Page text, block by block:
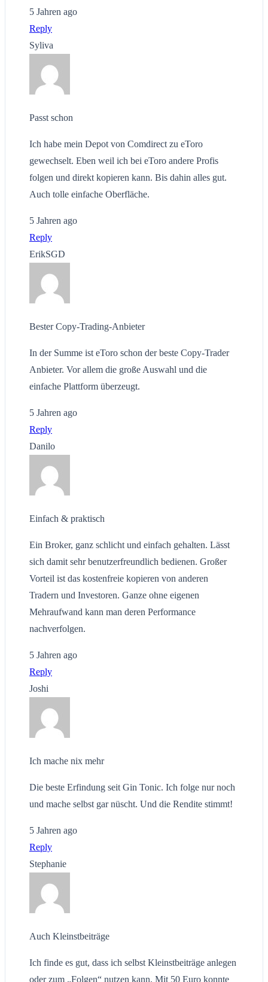
5 Jahren ago
Reply
Syliva
Passt schon
Ich habe mein Depot von Comdirect zu eToro
gewechselt. Eben weil ich bei eToro andere Profis
folgen und direkt kopieren kann. Bis dahin alles gut.
Auch tolle einfache Oberfläche.
5 Jahren ago
Reply
ErikSGD
Bester Copy-Trading-Anbieter
In der Summe ist eToro schon der beste Copy-Trader
Anbieter. Vor allem die große Auswahl und die
einfache Plattform überzeugt.
5 Jahren ago
Reply
Danilo
Einfach & praktisch
Ein Broker, ganz schlicht und einfach gehalten. Lässt
sich damit sehr benutzerfreundlich bedienen. Großer
Vorteil ist das kostenfreie kopieren von anderen
Tradern und Investoren. Ganze ohne eigenen
Mehraufwand kann man deren Performance
nachverfolgen.
5 Jahren ago
Reply
Joshi
Ich mache nix mehr
Die beste Erfindung seit Gin Tonic. Ich folge nur noch
und mache selbst gar nüscht. Und die Rendite stimmt!
5 Jahren ago
Reply
Stephanie
Auch Kleinstbeiträge
Ich finde es gut, dass ich selbst Kleinstbeiträge anlegen
oder zum „Folgen“ nutzen kann. Mit 50 Euro konnte